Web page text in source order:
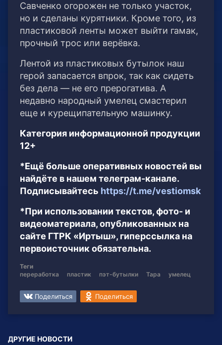
Савченко огорожен не только участок,
но и сделаны курятники. Кроме того, из
пластиковой ленты может выйти гамак,
прочный трос или верёвка.
Лентой из пластиковых бутылок наш
герой запасается впрок, так как сидеть
без дела — не его прерогатива. А
недавно народный умелец смастерил
еще и курещипательную машинку.
Категория информационной продукции
12+
*Ещё больше оперативных новостей вы
найдёте в нашем телеграм-канале.
Подписывайтесь https://t.me/vestiomsk
*При использовании текстов, фото- и
видеоматериала, опубликованных на
сайте ГТРК «Иртыш», гиперссылка на
первоисточник обязательна.
Теги
переработка
пластик пэт-бутылки Тара умелец
Поделиться Поделиться
ДРУГИЕ НОВОСТИ